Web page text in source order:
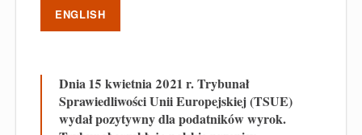
ENGLISH
Dnia 15 kwietnia 2021 r. Trybunał
Sprawiedliwości Unii Europejskiej (TSUE)
wydał pozytywny dla podatników wyrok.